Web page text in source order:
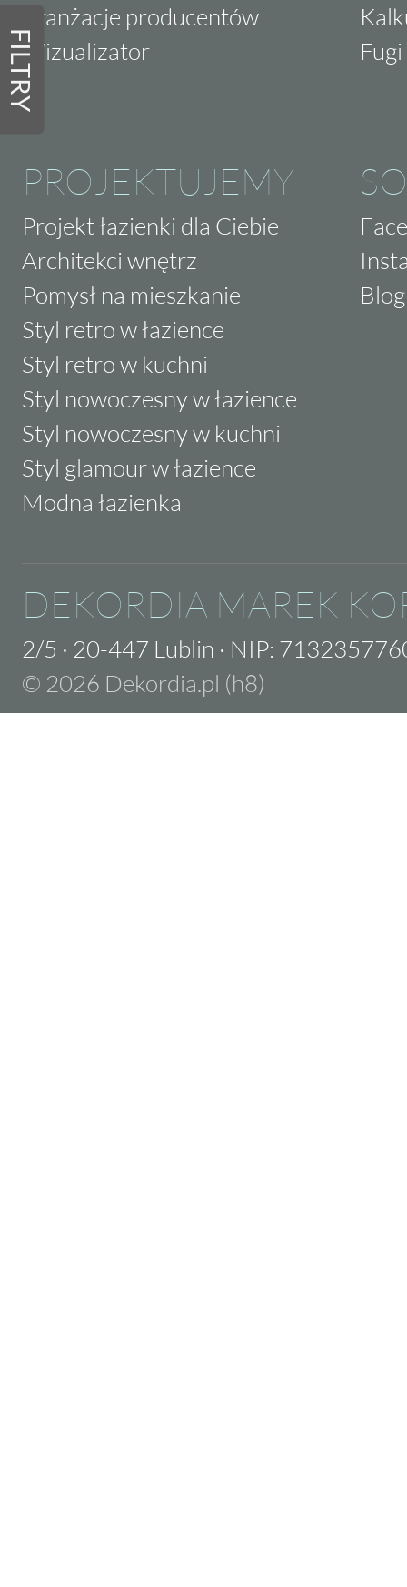
FILTRY
Aranżacje producentów
Wizualizator
PROJEKTUJEMY
Projekt łazienki dla Ciebie
Architekci wnętrz
Pomysł na mieszkanie
Styl retro w łazience
Styl retro w kuchni
Styl nowoczesny w łazience
Styl nowoczesny w kuchni
Styl glamour w łazience
Modna łazienka
Blog
DEKORDIA MAREK
2/5 · 20-447 Lublin · NIP:
© 2026 Dekordia.pl (h8)